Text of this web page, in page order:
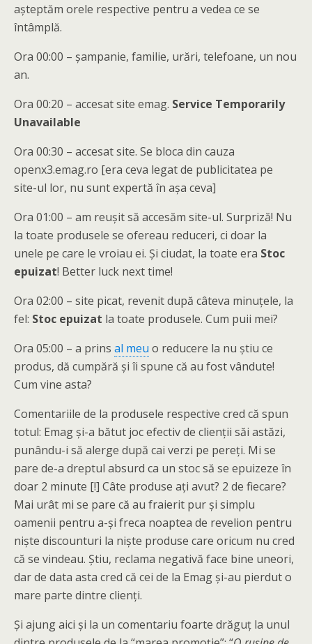
aşteptăm orele respective pentru a vedea ce se
întâmplă.
Ora 00:00 – şampanie, familie, urări, telefoane, un nou
an.
Ora 00:20 – accesat site emag. Service Temporarily
Unavailable
Ora 00:30 – accesat site. Se bloca din cauza
openx3.emag.ro [era ceva legat de publicitatea pe
site-ul lor, nu sunt expertă în aşa ceva]
Ora 01:00 – am reuşit să accesăm site-ul. Surpriză! Nu
la toate produsele se ofereau reduceri, ci doar la
unele pe care le vroiau ei. Şi ciudat, la toate era Stoc
epuizat! Better luck next time!
Ora 02:00 – site picat, revenit după câteva minuţele, la
fel: Stoc epuizat la toate produsele. Cum puii mei?
Ora 05:00 – a prins al meu o reducere la nu ştiu ce
produs, dă cumpără şi îi spune că au fost vândute!
Cum vine asta?
Comentariile de la produsele respective cred că spun
totul: Emag şi-a bătut joc efectiv de clienţii săi astăzi,
punându-i să alerge după cai verzi pe pereţi. Mi se
pare de-a dreptul absurd ca un stoc să se epuizeze în
doar 2 minute [!] Câte produse aţi avut? 2 de fiecare?
Mai urât mi se pare că au fraierit pur şi simplu
oamenii pentru a-şi freca noaptea de revelion pentru
nişte discounturi la nişte produse care oricum nu cred
că se vindeau. Ştiu, reclama negativă face bine uneori,
dar de data asta cred că cei de la Emag şi-au pierdut o
mare parte dintre clienţi.
Şi ajung aici şi la un comentariu foarte drăguţ la unul